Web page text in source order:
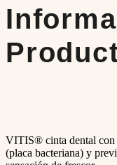
VITIS® cinta dental con
(placa bacteriana) y